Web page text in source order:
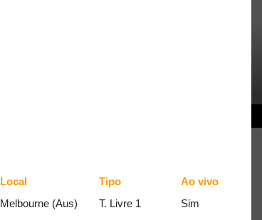
Local Tipo
Ao vivo
Melbourne (Aus) T. Livre 1 Sim